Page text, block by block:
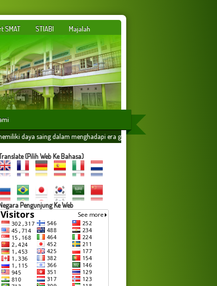
SMAT STIABI Majalah
menghadapi era globalisasi yang dilandasi oleh ilmu amaliyah,amal
(Pilih Web Ke Bahasa)
Pengunjung Ke Web